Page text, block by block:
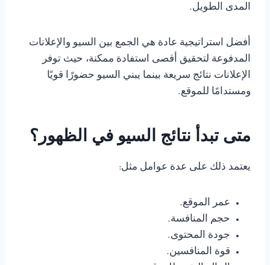
المدى الطويل.
أفضل استراتيجية عادة هي الجمع بين السيو والإعلانات
المدفوعة لتحقيق أقصى استفادة ممكنة، حيث توفر
الإعلانات نتائج سريعة بينما يبني السيو حضورًا قويًا
ومستدامًا للموقع.
متى تبدأ نتائج السيو في الظهور؟
يعتمد ذلك على عدة عوامل مثل:
عمر الموقع.
حجم المنافسة.
جودة المحتوى.
قوة المنافسين.